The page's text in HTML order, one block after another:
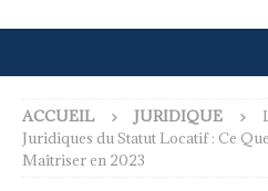
ACCUEIL JURIDIQUE
Juridiques du Statut Locatif : Ce
Maîtriser en 2023